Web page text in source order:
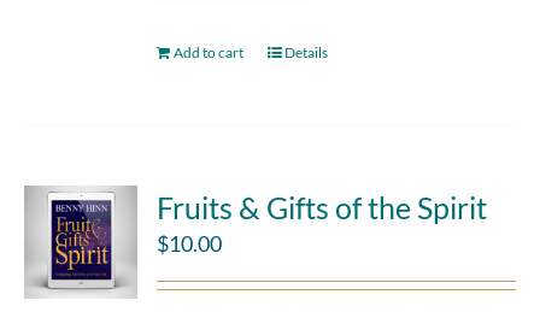
Add to cart Details
Fruits & Gifts of the Spirit
$10.00